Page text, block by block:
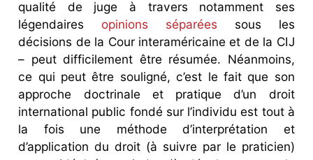
qualité de juge à travers notamment ses
légendaires opinions séparées sous les
décisions de la Cour interaméricaine et de la CIJ
– peut difficilement être résumée. Néanmoins,
ce qui peut être souligné, c’est le fait que son
approche doctrinale et pratique d’un droit
international public fondé sur l’individu est tout à
la fois une méthode d’interprétation et
d’application du droit (à suivre par le praticien)